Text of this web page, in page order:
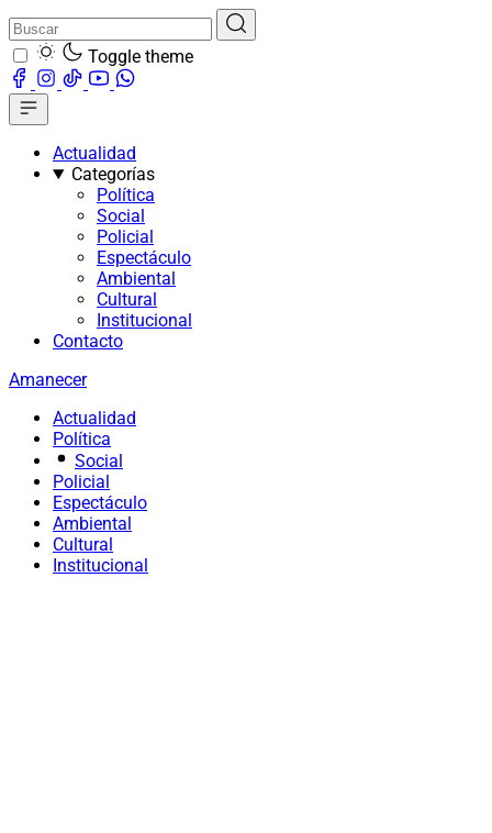
Toggle theme
Actualidad
Categorías
Política
Social
Policial
Espectáculo
Ambiental
Cultural
Institucional
Contacto
Amanecer
Actualidad
Política
Social
Policial
Espectáculo
Ambiental
Cultural
Institucional